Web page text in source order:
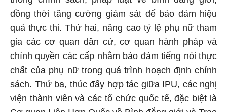
đồng thời tăng cường giám sát để bảo đảm hiệu
quả thực thi. Thứ hai, nâng cao tỷ lệ phụ nữ tham
gia các cơ quan dân cử, cơ quan hành pháp và
chính quyền các cấp nhằm bảo đảm tiếng nói thực
chất của phụ nữ trong quá trình hoạch định chính
sách. Thứ ba, thúc đẩy hợp tác giữa IPU, các nghị
viện thành viên và các tổ chức quốc tế, đặc biệt là